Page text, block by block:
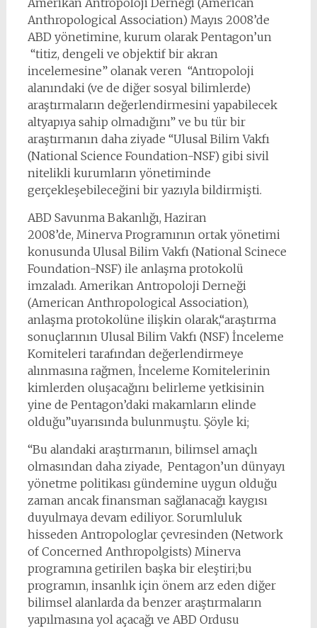
Amerikan Antropoloji Derneği (American
Anthropological Association) Mayıs 2008’de
ABD yönetimine, kurum olarak Pentagon’un
“titiz, dengeli ve objektif bir akran
incelemesine” olanak veren “Antropoloji
alanındaki (ve de diğer sosyal bilimlerde)
araştırmaların değerlendirmesini yapabilecek
altyapıya sahip olmadığını” ve bu tür bir
araştırmanın daha ziyade “Ulusal Bilim Vakfı
(National Science Foundation-NSF) gibi sivil
nitelikli kurumların yönetiminde
gerçekleşebileceğini bir yazıyla bildirmişti.
ABD Savunma Bakanlığı, Haziran
2008’de, Minerva Programının ortak yönetimi
konusunda Ulusal Bilim Vakfı (National Scinece
Foundation-NSF) ile anlaşma protokolü
imzaladı. Amerikan Antropoloji Derneği
(American Anthropological Association),
anlaşma protokolüne ilişkin olarak,“araştırma
sonuçlarının Ulusal Bilim Vakfı (NSF) İnceleme
Komiteleri tarafından değerlendirmeye
alınmasına rağmen, İnceleme Komitelerinin
kimlerden oluşacağını belirleme yetkisinin
yine de Pentagon’daki makamların elinde
olduğu”uyarısında bulunmuştu. Şöyle ki;
“Bu alandaki araştırmanın, bilimsel amaçlı
olmasından daha ziyade, Pentagon’un dünyayı
yönetme politikası gündemine uygun olduğu
zaman ancak finansman sağlanacağı kaygısı
duyulmaya devam ediliyor. Sorumluluk
hisseden Antropologlar çevresinden (Network
of Concerned Anthropolgists) Minerva
programına getirilen başka bir eleştiri;bu
programın, insanlık için önem arz eden diğer
bilimsel alanlarda da benzer araştırmaların
yapılmasına yol açacağı ve ABD Ordusu